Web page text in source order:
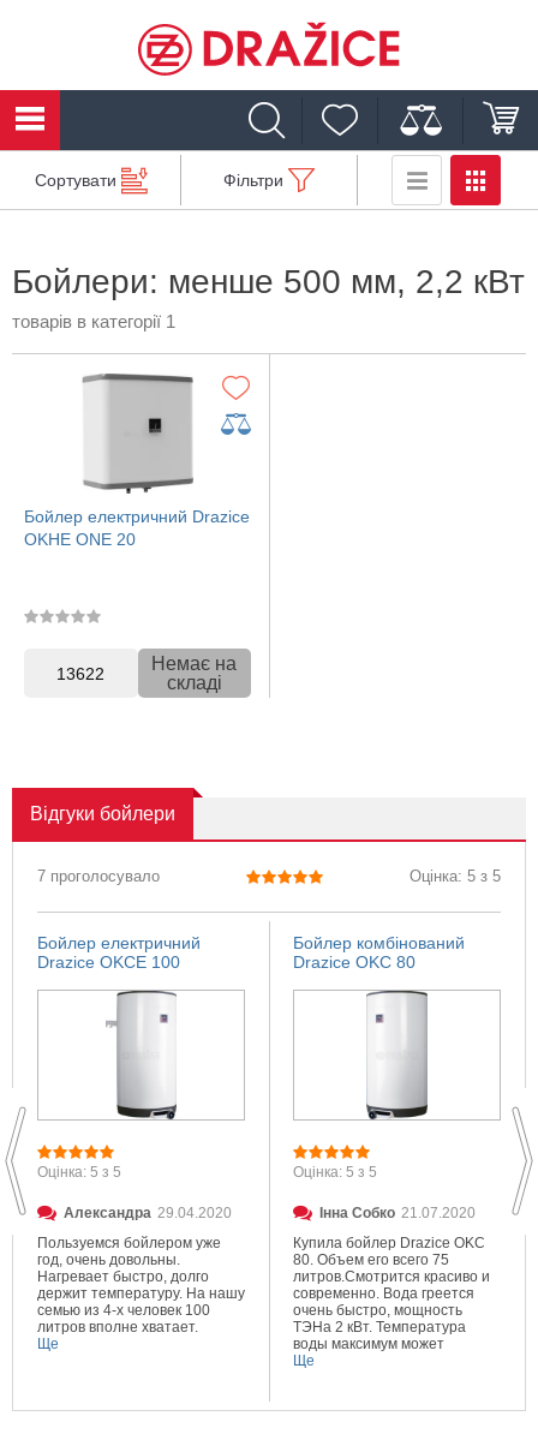
Сортувати Фільтри
Бойлери: менше 500 мм, 2,2 кВт
товарів в категорії 1
Бойлер електричний Drazice
OKHE ONE 20
13622
Немає на
складі
Відгуки бойлери
7 проголосувало Оцінка: 5 з 5
Бойлер електричний
Drazice OKCE 100
Оцінка: 5 з 5
Александра 29.04.2020
Пользуемся бойлером уже
год, очень довольны.
Нагревает быстро, долго
держит температуру. На нашу
семью из 4-х человек 100
литров вполне хватает.
Ще
Бойлер комбінований
Drazice OKC 80
Оцінка: 5 з 5
Інна Собко 21.07.2020
Купила бойлер Drazice OKC
80. Объем его всего 75
литров.Смотрится красиво и
современно. Вода греется
очень быстро, мощность
ТЭНа 2 кВт. Температура
воды максимум может
составлять 80 градусов.
Ще